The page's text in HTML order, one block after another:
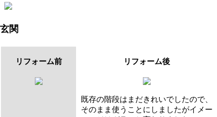
玄関
リフォーム前 リフォーム後
既存の階段はまだきれいでしたので、
そのまま使うことにしましたがイメー